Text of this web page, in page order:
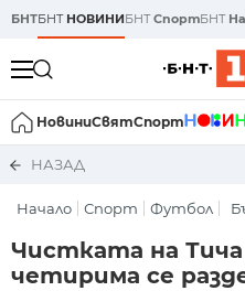
БНТБНТ НОВИНИБНТСпортБНТ
НовиниСвятСпорт
НАЗАД
Начало Спорт Футбол
Чистката на
четирима се